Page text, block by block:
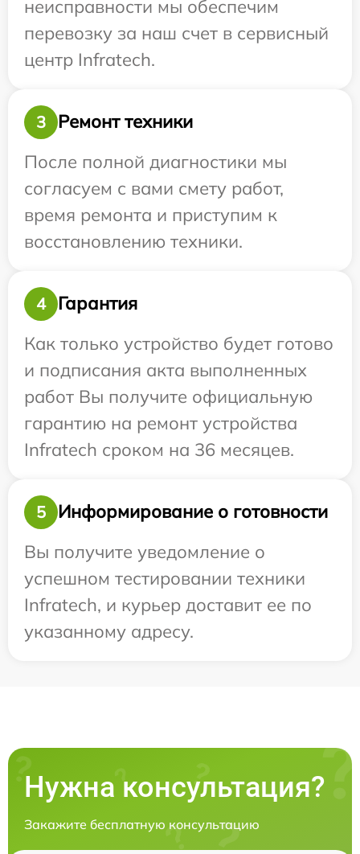
неисправности мы обеспечим
перевозку за наш счет в сервисный
центр Infratech.
3
Ремонт техники
После полной диагностики мы
согласуем с вами смету работ,
время ремонта и приступим к
восстановлению техники.
4
Гарантия
Как только устройство будет готово
и подписания акта выполненных
работ Вы получите официальную
гарантию на ремонт устройства
Infratech сроком на 36 месяцев.
5
Информирование о готовности
Вы получите уведомление о
успешном тестировании техники
Infratech, и курьер доставит ее по
указанному адресу.
Нужна консультация?
Закажите бесплатную консультацию